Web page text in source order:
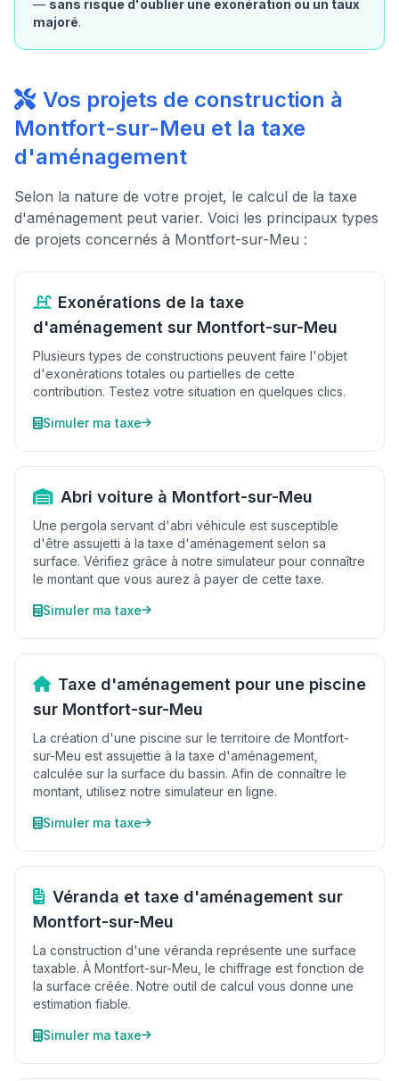
— sans risque d'oublier une exonération ou un taux
majoré.
Vos projets de construction à
Montfort-sur-Meu et la taxe
d'aménagement
Selon la nature de votre projet, le calcul de la taxe
d'aménagement peut varier. Voici les principaux types
de projets concernés à Montfort-sur-Meu :
Exonérations de la taxe
d'aménagement sur Montfort-sur-Meu
Plusieurs types de constructions peuvent faire l'objet
d'exonérations totales ou partielles de cette
contribution. Testez votre situation en quelques clics.
Simuler ma taxe
Abri voiture à Montfort-sur-Meu
Une pergola servant d'abri véhicule est susceptible
d'être assujetti à la taxe d'aménagement selon sa
surface. Vérifiez grâce à notre simulateur pour connaître
le montant que vous aurez à payer de cette taxe.
Simuler ma taxe
Taxe d'aménagement pour une piscine
sur Montfort-sur-Meu
La création d'une piscine sur le territoire de Montfort-
sur-Meu est assujettie à la taxe d'aménagement,
calculée sur la surface du bassin. Afin de connaître le
montant, utilisez notre simulateur en ligne.
Simuler ma taxe
Véranda et taxe d'aménagement sur
Montfort-sur-Meu
La construction d'une véranda représente une surface
taxable. À Montfort-sur-Meu, le chiffrage est fonction de
la surface créée. Notre outil de calcul vous donne une
estimation fiable.
Simuler ma taxe